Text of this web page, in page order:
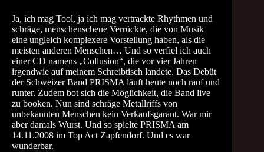
Ja, ich mag Tool, ja ich mag vertrackte Rhythmen und
schräge, menschenscheue Verrückte, die von Musik
eine ungleich komplexere Vorstellung haben, als die
meisten anderen Menschen… Und so verfiel ich auch
einer CD namens „Collusion“, die vor vier Jahren
irgendwie auf meinem Schreibtisch landete. Das Debüt
der Schweizer Band PRISMA läuft heute noch rauf und
runter. Zudem bot sich die Möglichkeit, die Band live
zu booken. Nun sind schräge Metallriffs von
unbekannten Menschen kein Verkaufsgarant. War mir
aber damals Wurst. Und so spielte PRISMA am
14.11.2008 im Top Act Zapfendorf. Und es war
wunderbar.